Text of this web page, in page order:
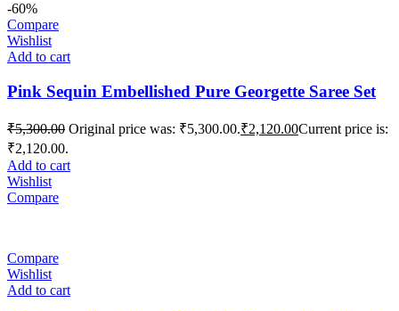
-60%
Compare
Wishlist
Add to cart
Pink Sequin Embellished Pure Georgette Saree Set
₹5,300.00 Original price was: ₹5,300.00.₹2,120.00Current price is:
₹2,120.00.
Add to cart
Wishlist
Compare
Compare
Wishlist
Add to cart